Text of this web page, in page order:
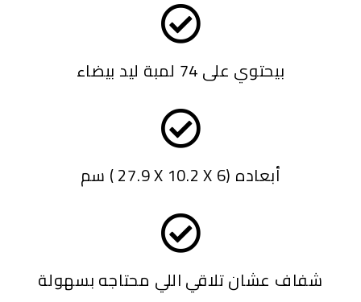
بيحتوي على 74 لمبة ليد بيضاء
سم ( 27.9 X 10.2 X 6) أبعاده
شفاف عشان تلاقي اللي محتاجه بسهولة